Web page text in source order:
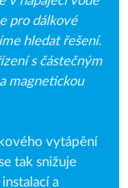
pro dálkové
hledat řešení.
s částečným
magnetickou
vytápění
tak snižuje
a